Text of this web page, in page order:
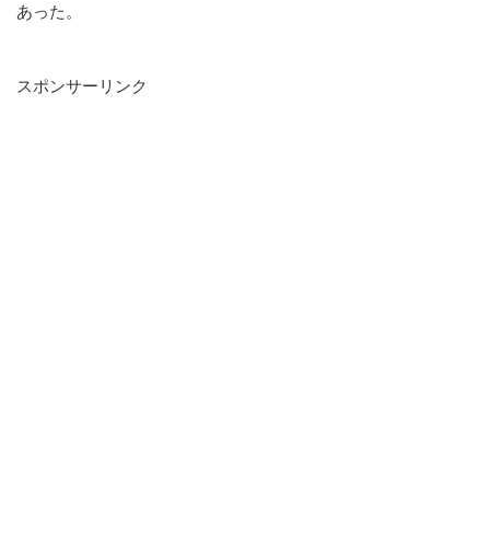
あった。
スポンサーリンク